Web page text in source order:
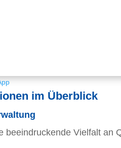
im Überblick
beeindruckende Vielfalt an